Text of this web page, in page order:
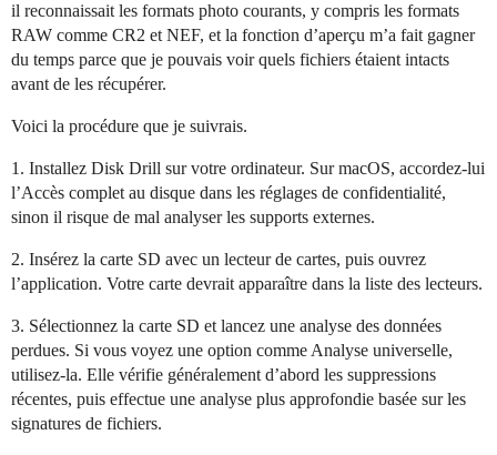
il reconnaissait les formats photo courants, y compris les formats
RAW comme CR2 et NEF, et la fonction d’aperçu m’a fait gagner
du temps parce que je pouvais voir quels fichiers étaient intacts
avant de les récupérer.
Voici la procédure que je suivrais.
1. Installez Disk Drill sur votre ordinateur. Sur macOS, accordez-lui
l’Accès complet au disque dans les réglages de confidentialité,
sinon il risque de mal analyser les supports externes.
2. Insérez la carte SD avec un lecteur de cartes, puis ouvrez
l’application. Votre carte devrait apparaître dans la liste des lecteurs.
3. Sélectionnez la carte SD et lancez une analyse des données
perdues. Si vous voyez une option comme Analyse universelle,
utilisez-la. Elle vérifie généralement d’abord les suppressions
récentes, puis effectue une analyse plus approfondie basée sur les
signatures de fichiers.